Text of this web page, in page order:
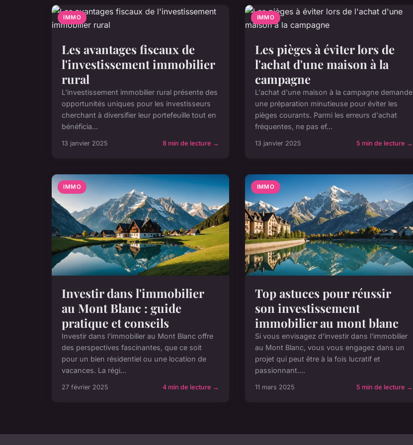
IMMO
Les avantages fiscaux de
l'investissement immobilier
rural
L'investissement immobilier rural présente des
opportunités uniques pour les investisseurs
cherchant à diversifier leur portefeuille tout en
bénéficia...
13 janvier 2025 8 min de lecture →
IMMO
Les pièges à éviter lors de
l'achat d'une maison à la
campagne
L'achat d'une maison à la campagne demande
une préparation minutieuse pour éviter les
pièges courants. Parmi les erreurs d'achat
fréquentes, ne pas ef...
13 janvier 2025 5 min de lecture →
IMMO
Investir dans l'immobilier
au Mont Blanc : guide
pratique et conseils
Investir dans l'immobilier au Mont Blanc offre
des perspectives fascinantes, que ce soit
pour un bien résidentiel ou une location de
vacances. La régi...
27 février 2025 4 min de lecture →
IMMO
Top astuces pour réussir
son investissement
immobilier au mont blanc
Si vous envisagez d'investir dans l'immobilier
au Mont Blanc, vous vous engagez dans un
projet qui peut être à la fois lucratif et
passionnant....
11 mars 2025 5 min de lecture →